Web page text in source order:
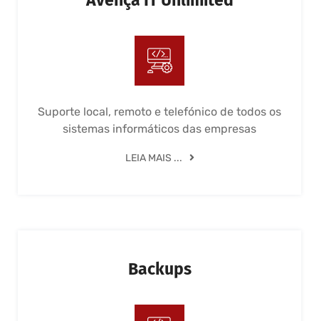
Suporte local, remoto e telefónico de todos os
sistemas informáticos das empresas
LEIA MAIS ...
Backups